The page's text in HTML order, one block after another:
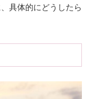
具体的にどうしたら